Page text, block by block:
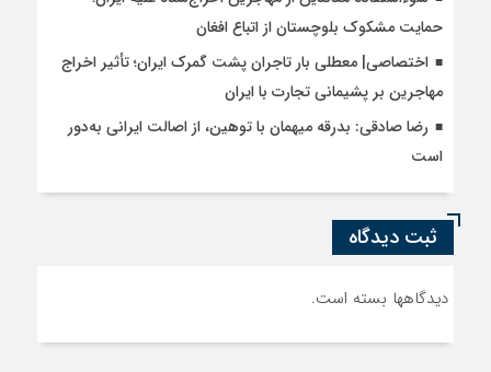
حمایت مشکوک بلوچستان از اتباع افغان
اختصاصی| معطلی بار تاجران پشت گمرک ایران؛ تأثیر اخراج
مهاجرین بر پشیمانی تجارت با ایران
رضا صادقی: بدرقه میهمان با توهین، از اصالت ایرانی به‌دور
است
ثبت دیدگاه
دیدگاهها بسته است.